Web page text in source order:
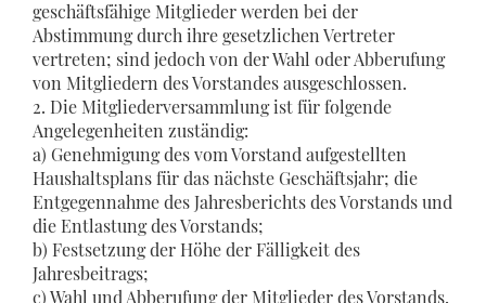
geschäftsfähige Mitglieder werden bei der
Abstimmung durch ihre gesetzlichen Vertreter
vertreten; sind jedoch von der Wahl oder Abberufung
von Mitgliedern des Vorstandes ausgeschlossen.
2. Die Mitgliederversammlung ist für folgende
Angelegenheiten zuständig:
a) Genehmigung des vom Vorstand aufgestellten
Haushaltsplans für das nächste Geschäftsjahr; die
Entgegennahme des Jahresberichts des Vorstands und
die Entlastung des Vorstands;
b) Festsetzung der Höhe der Fälligkeit des
Jahresbeitrags;
c) Wahl und Abberufung der Mitglieder des Vorstands,